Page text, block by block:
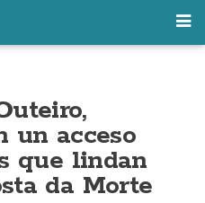
un acceso
que lindan
da Morte